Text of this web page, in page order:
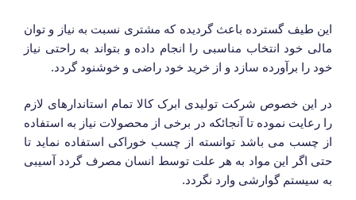
این طیف گسترده باعث گردیده که مشتری نسبت به نیاز و توان
مالی خود انتخاب مناسبی را انجام داده و بتواند به راحتی نیاز
خود را برآورده سازد و از خرید خود راضی و خوشنود گردد.
در این خصوص شرکت تولیدی ابرک کالا تمام استاندارهای لازم
را رعایت نموده تا آنجائکه در برخی از محصولات نیاز به استفاده
از چسب می باشد توانسته از چسب خوراکی استفاده نماید تا
حتی اگر این مواد به هر علت توسط انسان مصرف گردد آسیبی
به سیستم گوارشی وارد نگردد.